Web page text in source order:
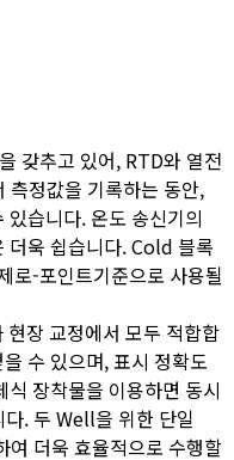
갖추고 있어, RTD와 열전
측정값을 기록하는 동안,
습니다. 온도 송신기의
더욱 쉽습니다. Cold 블록
로-포인트기준으로 사용될
장 교정에서 모두 적합합
수 있으며, 표시 정확도
장착물을 이용하면 동시
. 두 Well을 위한 단일
여 더욱 효율적으로 수행할